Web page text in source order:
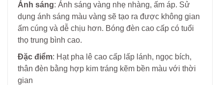
Ánh sáng: Ánh sáng vàng nhẹ nhàng, ấm áp. Sử
dụng ánh sáng màu vàng sẽ tạo ra được không gian
ấm cúng và dễ chịu hơn. Bóng đèn cao cấp có tuổi
thọ trung bình cao.
Đặc điểm: Hạt pha lê cao cấp lấp lánh, ngọc bích,
thân đèn bằng hợp kim tráng kẽm bền màu với thời
gian